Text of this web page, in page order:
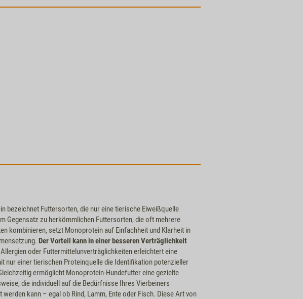
bezeichnet Futtersorten, die nur eine tierische Eiweißquelle
Gegensatz zu herkömmlichen Futtersorten, die oft mehrere
kombinieren, setzt Monoprotein auf Einfachheit und Klarheit in
Der Vorteil kann in einer besseren Verträglichkeit
Allergien oder Futtermittelunverträglichkeiten erleichtert eine
nur einer tierischen Proteinquelle die Identifikation potenzieller
ermöglicht Monoprotein-Hundefutter eine gezielte
die individuell auf die Bedürfnisse Ihres Vierbeiners
werden kann – egal ob Rind, Lamm, Ente oder Fisch. Diese Art von